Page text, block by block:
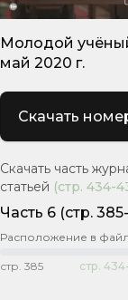
Молодой
май 2020 г.
Скачать
Скачать часть
статьей (стр. 434-
Часть 6 (стр.
Расположение в
стр. 385 стр.